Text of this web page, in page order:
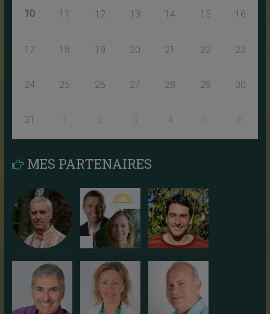
10 11 12 13 14 15 16
17 18 19 20 21 22 23
24 25 26 27 28 29 30
31 2 3 5 6
MES PARTENAIRES